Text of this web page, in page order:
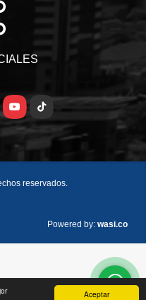
Aceptar
YouTubeTikTok
reservados.
Powered by: wasi.co